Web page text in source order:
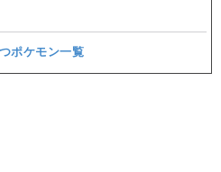
ポケモン一覧